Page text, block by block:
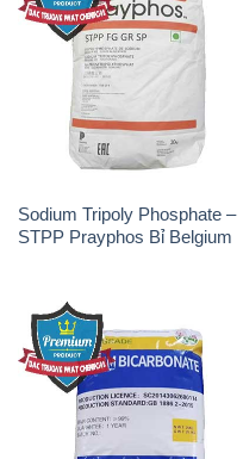
Sodium Tripoly Phosphate –
STPP Prayphos Bỉ Belgium